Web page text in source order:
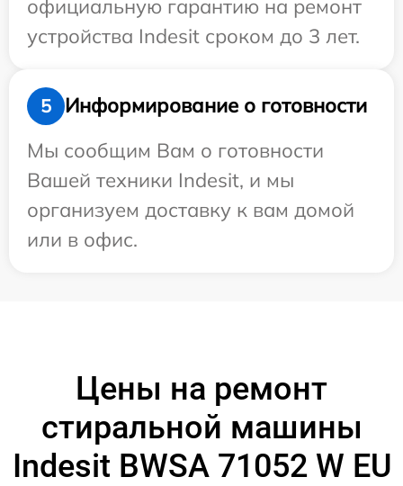
официальную гарантию на ремонт
устройства Indesit сроком до 3 лет.
5
Информирование о готовности
Мы сообщим Вам о готовности
Вашей техники Indesit, и мы
организуем доставку к вам домой
или в офис.
Цены на ремонт
стиральной машины
Indesit BWSA 71052 W EU